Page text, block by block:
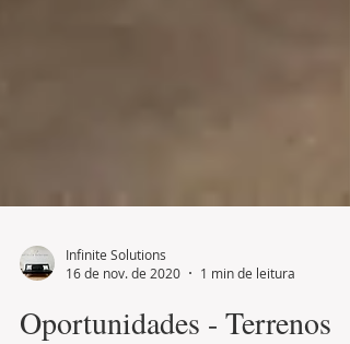
16 de nov. de 2020
1 min de leitura